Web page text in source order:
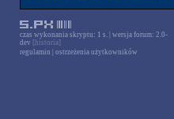
czas wykonania skryptu: 1 s. | wersja forum: 2.0-
dev [historia]
regulamin
ostrzeżenia użytkowników